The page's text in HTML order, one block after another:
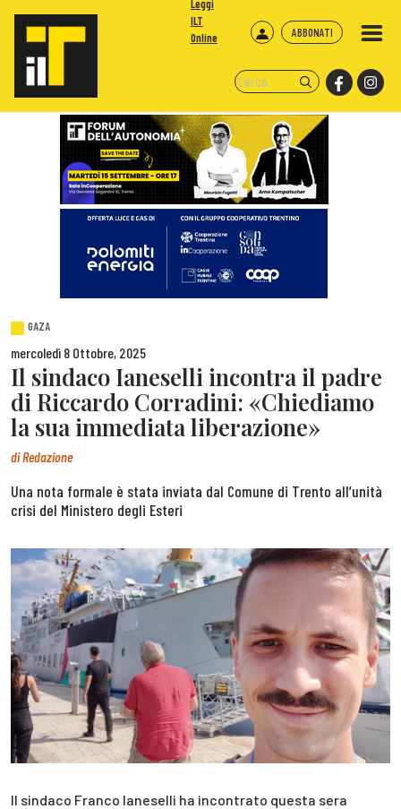
ABBONATI
Leggi
ILT
Online
GAZA
mercoledì 8 Ottobre, 2025
Il sindaco Ianeselli incontra il padre
di Riccardo Corradini: «Chiediamo
la sua immediata liberazione»
diRedazione
Una nota formale è stata inviata dal Comune di Trento all’unità
crisi del Ministero degli Esteri
Il sindaco Franco Ianeselli ha incontrato questa sera